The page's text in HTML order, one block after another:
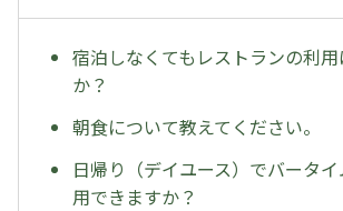
宿泊しなくてもレストランの利
か？
朝食について教えてください。
日帰り（デイユース）でバータ
用できますか？